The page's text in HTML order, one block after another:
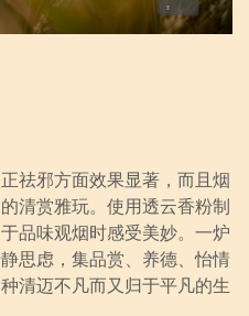
祛邪方面效果显著，而且烟
清赏雅玩。使用透云香粉制
品味观烟时感受美妙。一炉
思虑，集品赏、养德、怡情
清迈不凡而又归于平凡的生